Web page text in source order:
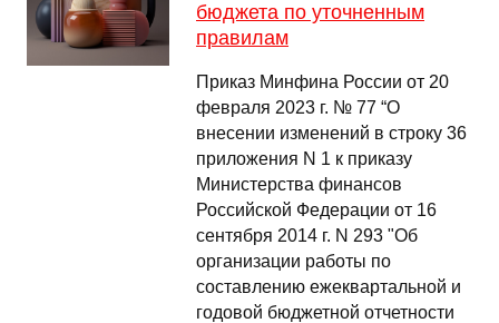
бюджета по уточненным
правилам
Приказ Минфина России от 20
февраля 2023 г. № 77 “О
внесении изменений в строку 36
приложения N 1 к приказу
Министерства финансов
Российской Федерации от 16
сентября 2014 г. N 293 "Об
организации работы по
составлению ежеквартальной и
годовой бюджетной отчетности